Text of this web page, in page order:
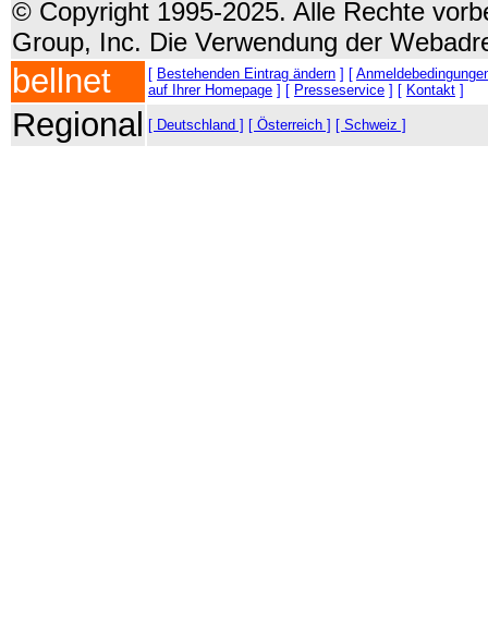
© Copyright 1995-2025. Alle Rechte
Group, Inc. Die Verwendung der
bellnet [ Bestehenden Eintrag ändern ] [
auf Ihrer Homepage ] [ Presseservice ] [ Kontakt ]
Regional [ Deutschland ] [ Österreich ] [ Schweiz ]